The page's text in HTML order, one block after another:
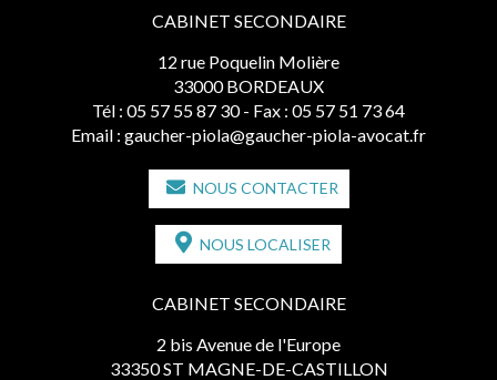
CABINET SECONDAIRE
12 rue Poquelin Molière
33000 BORDEAUX
Tél : 05 57 55 87 30 - Fax : 05 57 51 73 64
Email : gaucher-piola@gaucher-piola-avocat.fr
NOUS CONTACTER
NOUS LOCALISER
CABINET SECONDAIRE
2 bis Avenue de l'Europe
33350 ST MAGNE-DE-CASTILLON